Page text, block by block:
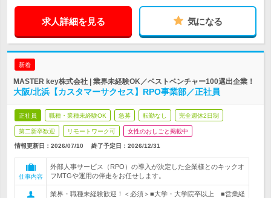
求人詳細を見る 気になる
新着
MASTER key株式会社 | 業界未経験OK／ベストベンチャー100選出企業！
大阪/北浜【カスタマーサクセス】RPO事業部／正社員
正社員 職種・業種未経験OK 急募 転勤なし 完全週休2日制
第二新卒歓迎 リモートワーク可 女性のおしごと掲載中
情報更新日：2026/07/10 終了予定日： 2026/12/31
仕事内容
外部人事サービス（RPO）の導入が決定した企業様とのキックオ
フMTGや運用の伴走をお任せします。
業界・職種未経験歓迎！＜必須＞■大学・大学院卒以上 ■営業経